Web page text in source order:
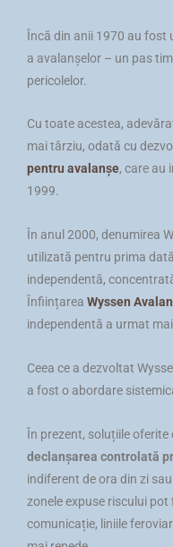
Încă din anii 1970 au fost
a avalanșelor – un pas
pericolelor.
Cu toate acestea,
mai târziu, odată cu
pentru avalanșe, care au
1999.
În anul 2000, denumirea
utilizată pentru prima
independentă,
Înființarea Wyssen
independentă a urmat
Ceea ce a dezvoltat
a fost o abordare
În prezent, soluțiile
declanșarea controlată
indiferent de ora din zi
zonele expuse riscului
comunicație, liniile